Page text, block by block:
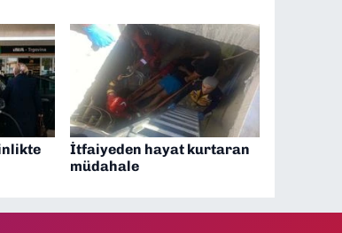
İtfaiyeden hayat kurtaran
müdahale